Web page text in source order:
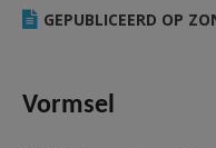
GEPUBLICEERD OP
Vormsel